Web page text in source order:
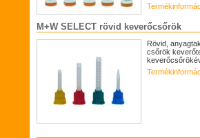
M+W SELECT rövid keverőcsőrök
Rövid,
csőrök